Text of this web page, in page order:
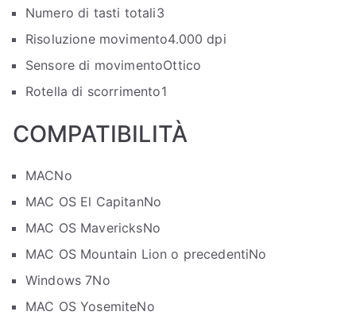
Numero di tasti totali3
Risoluzione movimento4.000 dpi
Sensore di movimentoOttico
Rotella di scorrimento1
COMPATIBILITÀ
MACNo
MAC OS El CapitanNo
MAC OS MavericksNo
MAC OS Mountain Lion o precedentiNo
Windows 7No
MAC OS YosemiteNo